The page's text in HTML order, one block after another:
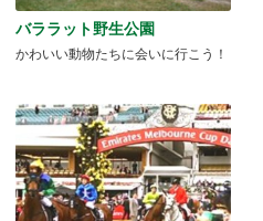
バララット野生公園
かわいい動物たちに会いに行こう！